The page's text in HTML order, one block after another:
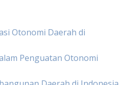
Otonomi Daerah di
Penguatan Otonomi